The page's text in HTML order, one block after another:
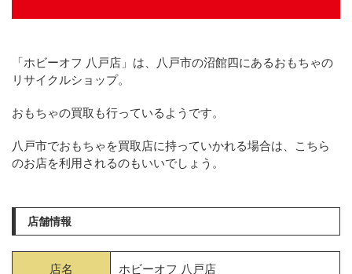
「ホビーオフ 八戸店」は、八戸市の沼館四にあるおもちゃの
リサイクルショップ。
おもちゃの買取も行っているようです。
八戸市でおもちゃを買取店に持っていかれる場合は、こちら
のお店を利用されるのもいいでしょう。
店舗情報
店名 ホビーオフ 八戸店